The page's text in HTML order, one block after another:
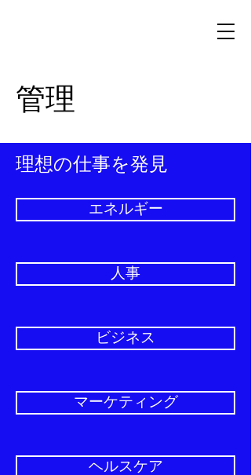
管理
理想の仕事を発見
エネルギー
人事
ビジネス
マーケティング
ヘルスケア